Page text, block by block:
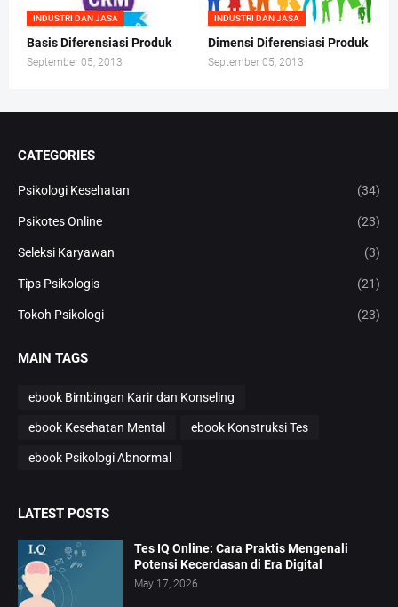
INDUSTRI DAN JASA
Basis Diferensiasi Produk
September 05, 2013
INDUSTRI DAN JASA
Dimensi Diferensiasi Produk
September 05, 2013
CATEGORIES
Psikologi Kesehatan (34)
Psikotes Online (23)
Seleksi Karyawan (3)
Tips Psikologis (21)
Tokoh Psikologi (23)
MAIN TAGS
ebook Bimbingan Karir dan Konseling
ebook Kesehatan Mental ebook Konstruksi Tes
ebook Psikologi Abnormal
LATEST POSTS
Tes IQ Online: Cara Praktis Mengenali
Potensi Kecerdasan di Era Digital
May 17, 2026